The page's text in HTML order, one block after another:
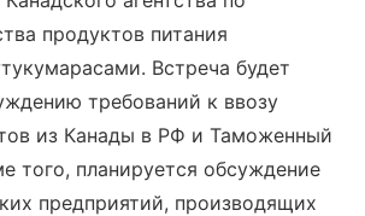
продуктов питания
Встреча будет
требований к ввозу
из Канады в РФ и Таможенный
того, планируется обсуждение
предприятий, производящих